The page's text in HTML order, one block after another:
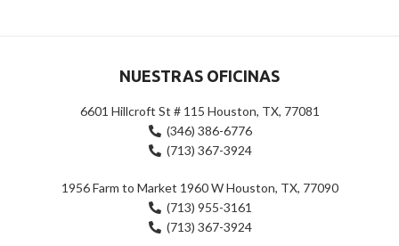
NUESTRAS OFICINAS
6601 Hillcroft St # 115 Houston, TX, 77081
(346) 386-6776
(713) 367-3924
1956 Farm to Market 1960 W Houston, TX, 77090
(713) 955-3161
(713) 367-3924